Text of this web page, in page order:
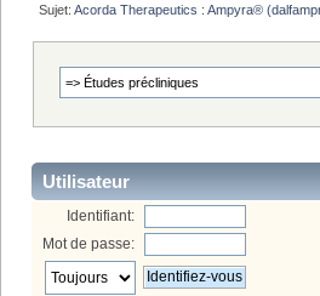
Sujet:Acorda Therapeutics : Ampyra®
Utilisateur
Identifiant:
Mot de passe: